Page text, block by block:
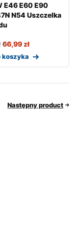
E46 E60 E90
N54 Uszczelka
66,99zł
koszyka
Następny product